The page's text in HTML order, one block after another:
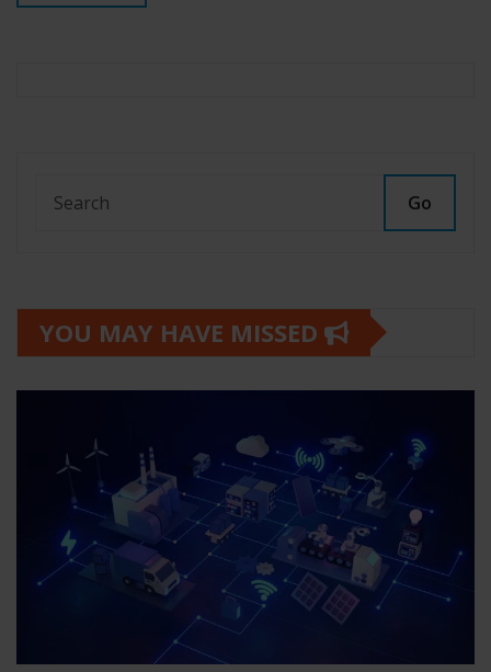
Go
YOU MAY HAVE MISSED